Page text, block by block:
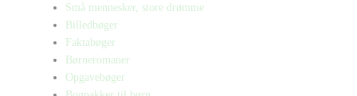
Små mennesker, store drømme
Billedbøger
Faktabøger
Børneromaner
Opgavebøger